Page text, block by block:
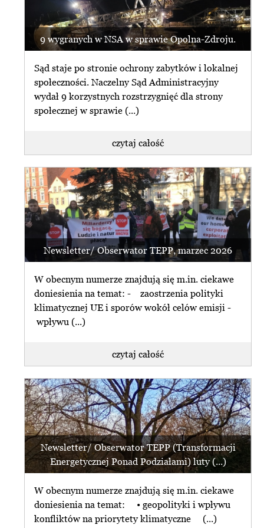
9 wygranych w NSA w sprawie Opolna-Zdroju.
Sąd staje po stronie ochrony zabytków i lokalnej
społeczności. Naczelny Sąd Administracyjny
wydał 9 korzystnych rozstrzygnięć dla strony
społecznej w sprawie (...)
czytaj całość
Newsletter/ Obserwator TEPP, marzec 2026
W obecnym numerze znajdują się m.in. ciekawe
doniesienia na temat: - zaostrzenia polityki
klimatycznej UE i sporów wokół celów emisji -
wpływu (...)
czytaj całość
Newsletter/ Obserwator TEPP (Transformacji
Energetycznej Ponad Podziałami) luty (...)
W obecnym numerze znajdują się m.in. ciekawe
doniesienia na temat: • geopolityki i wpływu
konfliktów na priorytety klimatyczne (...)